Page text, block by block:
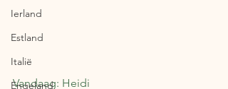
Ierland
Estland
Italië
Engeland
Vandaag: Heidi